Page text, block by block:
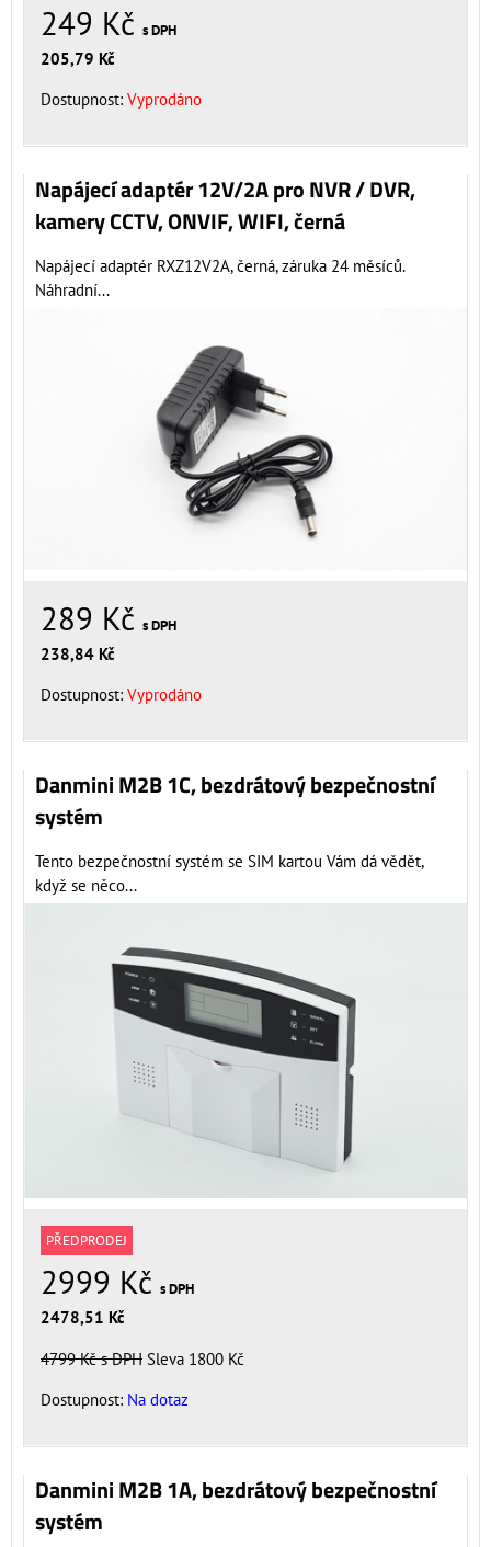
249 Kč s DPH
205,79 Kč
Dostupnost: Vyprodáno
Napájecí adaptér 12V/2A pro NVR / DVR,
kamery CCTV, ONVIF, WIFI, černá
Napájecí adaptér RXZ12V2A, černá, záruka 24 měsíců.
Náhradní...
289 Kč s DPH
238,84 Kč
Dostupnost: Vyprodáno
Danmini M2B 1C, bezdrátový bezpečnostní
systém
Tento bezpečnostní systém se SIM kartou Vám dá vědět,
když se něco...
PŘEDPRODEJ
2999 Kč s DPH
2478,51 Kč
4799 Kčs DPH Sleva 1800 Kč
Dostupnost: Na dotaz
Danmini M2B 1A, bezdrátový bezpečnostní
systém